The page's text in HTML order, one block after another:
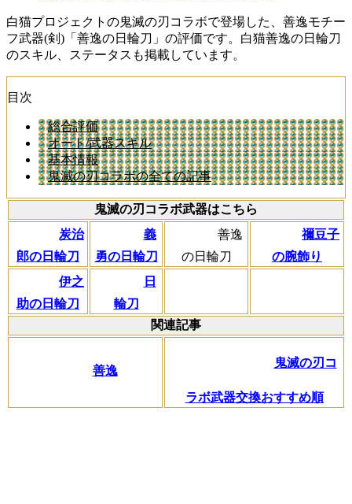
白猫プロジェクトの鬼滅の刃コラボで登場した、善逸モチー
フ武器(剣)「善逸の日輪刀」の評価です。白猫善逸の日輪刀
のスキル、ステータスも掲載しています。
目次
総合評価
オート/武器スキル
基本情報
鬼滅の刃コラボの全ての記事
鬼滅の刃コラボ武器はこちら
炭治
郎の日輪刀
義
勇の日輪刀
善逸
の日輪刀
禰豆子
の腕飾り
伊之
助の日輪刀
日
輪刀
関連記事
善逸
鬼滅の刃コ
ラボ武器交換おすすめ順